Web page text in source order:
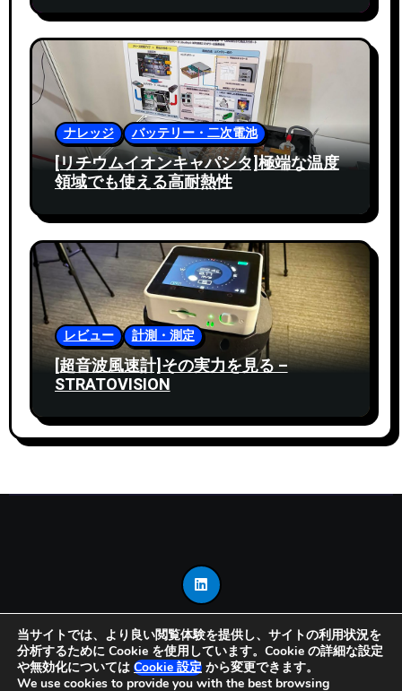
ナレッジ バッテリー・二次電池
[リチウムイオンキャパシタ]極端な温度
領域でも使える高耐熱性
レビュー 計測・測定
[超音波風速計]その実力を見る –
STRATOVISION
Copyright © 2025 Mono-Think All rights reserved|
BlogarisebyThemeansar。
当サイトでは、より良い閲覧体験を提供し、サイトの利用状況を
分析するために Cookie を使用しています。Cookie の詳細な設定
や無効化については Cookie 設定 から変更できます。
We use cookies to provide you with the best browsing